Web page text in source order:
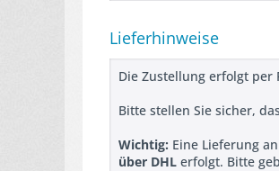
Lieferhinweise
Die Zustellung erfolgt per
Bitte stellen Sie sicher,
Wichtig: Eine Lieferung
über DHL erfolgt. Bitte